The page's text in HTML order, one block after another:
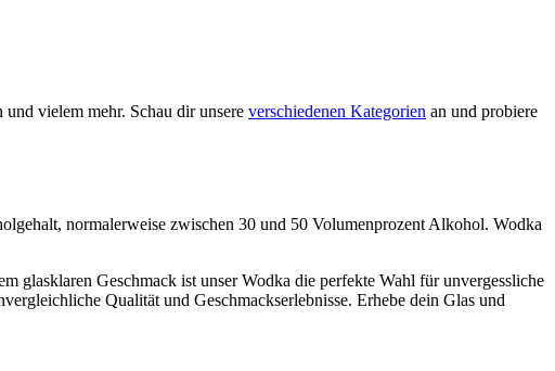
vielem mehr. Schau dir unsere verschiedenen Kategorien an und probiere
normalerweise zwischen 30 und 50 Volumenprozent Alkohol. Wodka
glasklaren Geschmack ist unser Wodka die perfekte Wahl für unvergessliche
Qualität und Geschmackserlebnisse. Erhebe dein Glas und